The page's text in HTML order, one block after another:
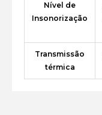
Nível de
Insonorização
Transmissão
térmica